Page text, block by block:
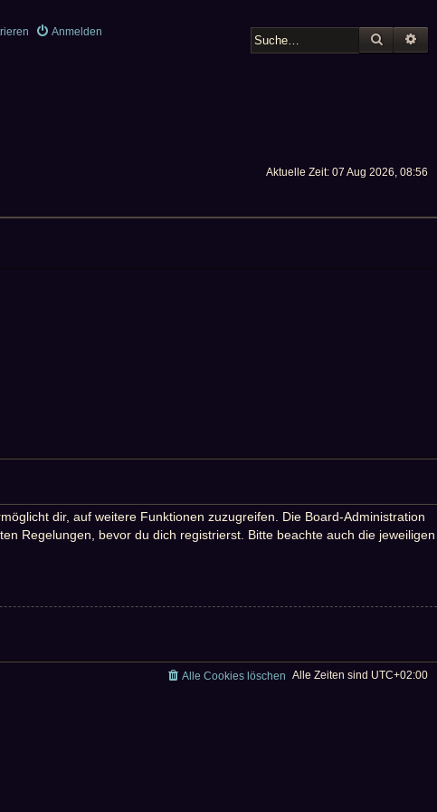
Anmelden
SUCHE
Aktuelle Zeit: 07 Aug 2026, 08:56
dir, auf weitere Funktionen zuzugreifen. Die Board-Administration
Regelungen, bevor du dich registrierst. Bitte beachte auch die jeweiligen
Alle Zeiten sind UTC+02:00
Alle Cookies löschen